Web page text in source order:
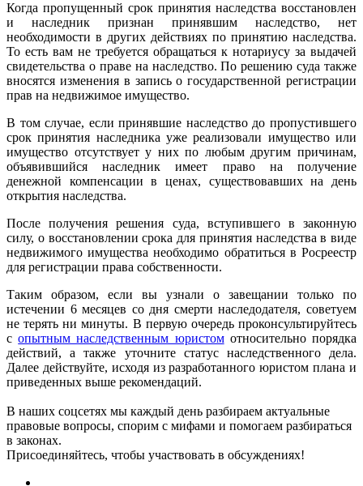
Когда пропущенный срок принятия наследства восстановлен
и наследник признан принявшим наследство, нет
необходимости в других действиях по принятию наследства.
То есть вам не требуется обращаться к нотариусу за выдачей
свидетельства о праве на наследство. По решению суда также
вносятся изменения в запись о государственной регистрации
прав на недвижимое имущество.
В том случае, если принявшие наследство до пропустившего
срок принятия наследника уже реализовали имущество или
имущество отсутствует у них по любым другим причинам,
объявившийся наследник имеет право на получение
денежной компенсации в ценах, существовавших на день
открытия наследства.
После получения решения суда, вступившего в законную
силу, о восстановлении срока для принятия наследства в виде
недвижимого имущества необходимо обратиться в Росреестр
для регистрации права собственности.
Таким образом, если вы узнали о завещании только по
истечении 6 месяцев со дня смерти наследодателя, советуем
не терять ни минуты. В первую очередь проконсультируйтесь
сопытным наследственным юристомотносительно порядка
действий, а также уточните статус наследственного дела.
Далее действуйте, исходя из разработанного юристом плана и
приведенных выше рекомендаций.
В наших соцсетях мы каждый день разбираем актуальные
правовые вопросы, спорим с мифами и помогаем разбираться
в законах.
Присоединяйтесь, чтобы участвовать в обсуждениях!